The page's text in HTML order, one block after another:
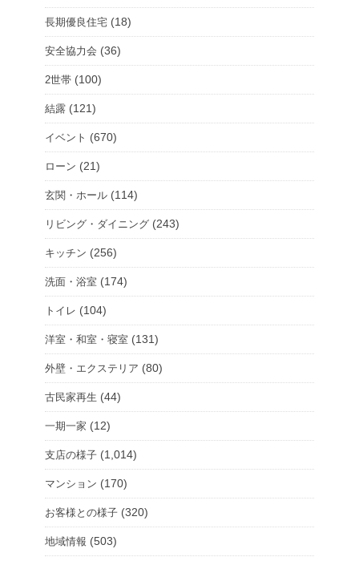
長期優良住宅 (18)
安全協力会 (36)
2世帯 (100)
結露 (121)
イベント (670)
ローン (21)
玄関・ホール (114)
リビング・ダイニング (243)
キッチン (256)
洗面・浴室 (174)
トイレ (104)
洋室・和室・寝室 (131)
外壁・エクステリア (80)
古民家再生 (44)
一期一家 (12)
支店の様子 (1,014)
マンション (170)
お客様との様子 (320)
地域情報 (503)